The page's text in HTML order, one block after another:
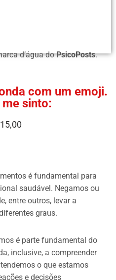
d’água doPsicoPosts.
com um emoji.
me sinto:
15,00
é fundamental para
saudável. Negamos ou
entre outros, levar a
graus.
é parte fundamental do
inclusive, a compreender
o que estamos
e decisões